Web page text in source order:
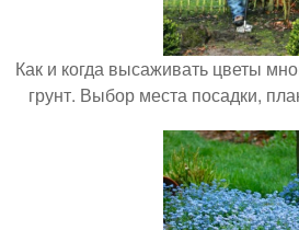
Как и когда высаживать цветы
грунт. Выбор места посадки,